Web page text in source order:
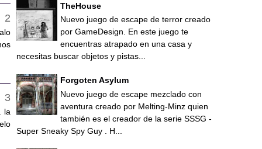
la
TheHouse
Nuevo juego de escape de terror creado
por GameDesign. En este juego te
encuentras atrapado en una casa y
necesitas buscar objetos y pistas...
Forgoten Asylum
Nuevo juego de escape mezclado con
aventura creado por Melting-Minz quien
también es el creador de la serie SSSG -
Super Sneaky Spy Guy . H...